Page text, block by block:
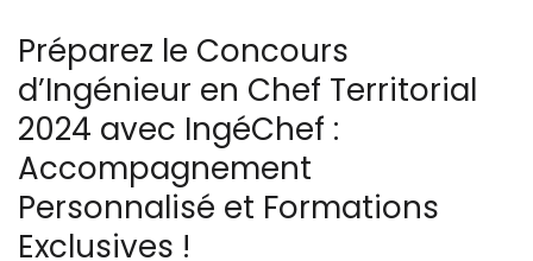
Préparez le Concours
d’Ingénieur en Chef Territorial
2024 avec IngéChef :
Accompagnement
Personnalisé et Formations
Exclusives !